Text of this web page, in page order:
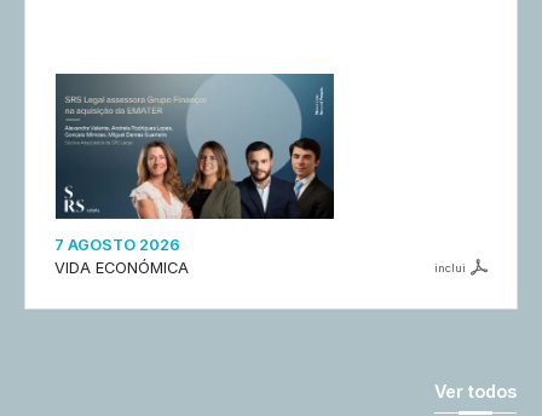
7 AGOSTO 2026
VIDA ECONÓMICA
inclui
Ver todos